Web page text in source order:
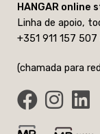
HANGAR online
Linha de apoio,
+351 911 157 507
(chamada para